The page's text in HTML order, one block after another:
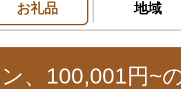
お礼品 地域
、100,001円~